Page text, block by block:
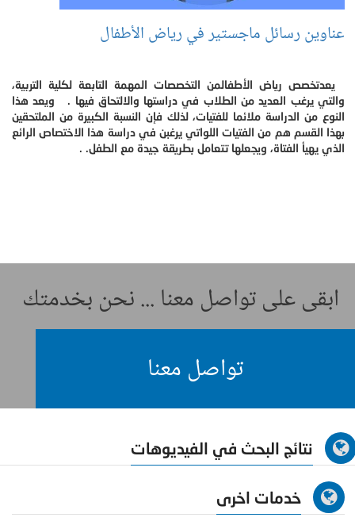
عناوين رسائل ماجستير في رياض الأطفال
يعدتخصص رياض الأطفالمن التخصصات المهمة التابعة لكلية التربية،
والتي يرغب العديد من الطلاب في دراستها والالتحاق فيها . ويعد هذا
النوع من الدراسة ملائما للفتيات، لذلك فإن النسبة الكبيرة من الملتحقين
بهذا القسم هم من الفتيات اللواتي يرغبن في دراسة هذا الاختصاص الرائع
الذي يهيأ الفتاة، ويجعلها تتعامل بطريقة جيدة مع الطفل. .
ابقى على تواصل معنا ... نحن بخدمتك
تواصل معنا
نتائج البحث في الفيديوهات
خدمات اخرى